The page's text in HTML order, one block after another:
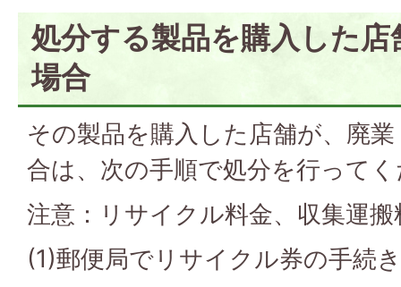
処分する製品を購入した
場合
その製品を購入した店舗が、廃
合は、次の手順で処分を行って
注意：リサイクル料金、収集運
(1)郵便局でリサイクル券の手続